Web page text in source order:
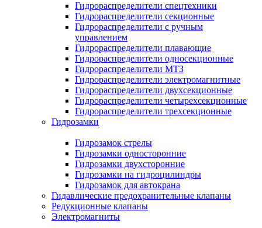
Гидрораспределители спецтехники
Гидрораспределители секционные
Гидрораспределители с ручным
управлением
Гидрораспределители плавающие
Гидрораспределители односекционные
Гидрораспределители МТЗ
Гидрораспределители электромагнитные
Гидрораспределители двухсекционные
Гидрораспределители четырехсекционные
Гидрораспределители трехсекционные
Гидрозамки
Гидрозамок стрелы
Гидрозамки односторонние
Гидрозамки двухсторонние
Гидрозамки на гидроцилиндры
Гидрозамок для автокрана
Гидавлические предохранительные клапаны
Редукционные клапаны
Электромагниты